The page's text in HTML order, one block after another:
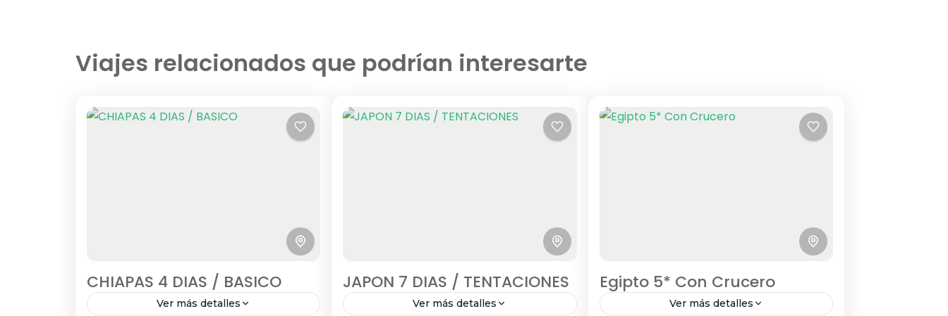
Viajes relacionados que podrían interesarte
CHIAPAS 4 DIAS / BASICO
Ver más detalles
JAPON 7 DIAS / TENTACIONES
Ver más detalles
Egipto 5* Con Crucero
Ver más detalles